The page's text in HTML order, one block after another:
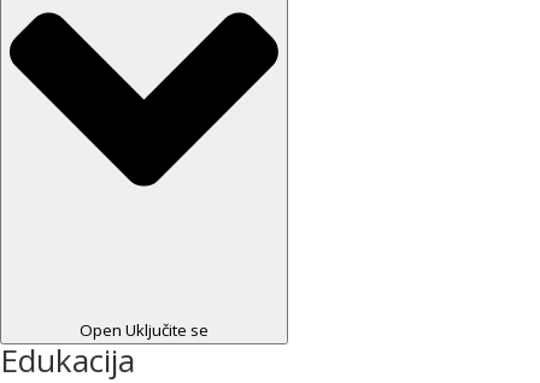
Open Uključite se
Edukacija